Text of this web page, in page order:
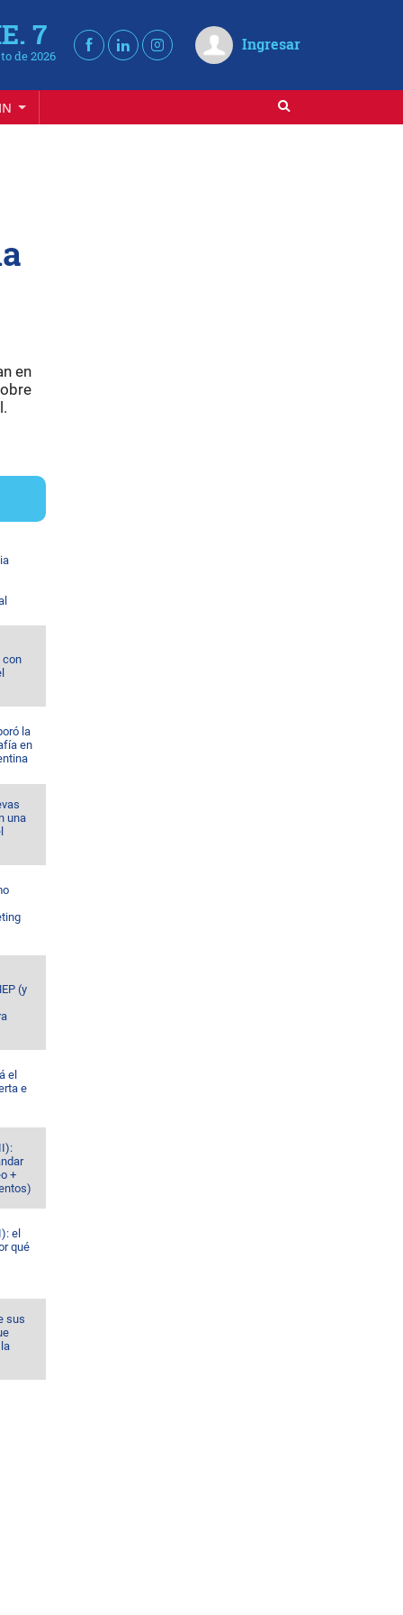
7
de 2026
Ingresar
en
con
la
en
una
(y
el
e
+
el
qué
sus